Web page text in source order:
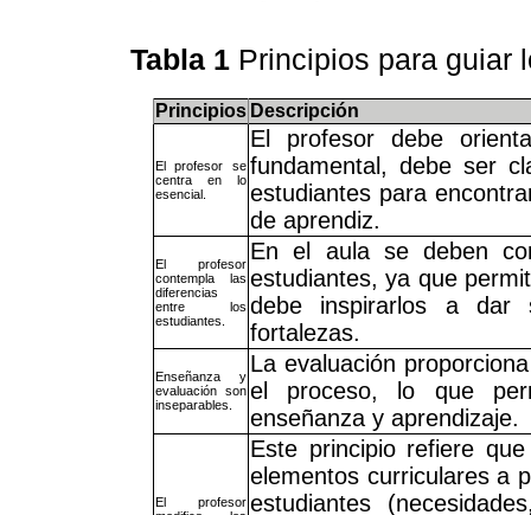
Tabla 1 Principios para guiar
Principios Descripción
El profesor se
centra en lo
esencial.
El profesor debe
fundamental, debe ser
estudiantes para
de aprendiz.
El profesor
contempla las
diferencias
entre los
estudiantes.
En el aula se deben
estudiantes, ya que
debe inspirarlos a dar
fortalezas.
Enseñanza y
evaluación son
inseparables.
La evaluación
el proceso, lo que
enseñanza y aprendizaje.
El profesor
Este principio refiere
elementos curriculares a
estudiantes